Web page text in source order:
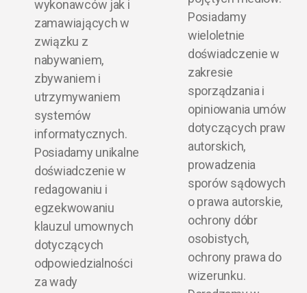
wykonawców jak i
zamawiających w
związku z
nabywaniem,
zbywaniem i
utrzymywaniem
systemów
informatycznych.
Posiadamy unikalne
doświadczenie w
redagowaniu i
egzekwowaniu
klauzul umownych
dotyczących
odpowiedzialności
za wady
Posiadamy
wieloletnie
doświadczenie w
zakresie
sporządzania i
opiniowania umów
dotyczących praw
autorskich,
prowadzenia
sporów sądowych
o prawa autorskie,
ochrony dóbr
osobistych,
ochrony prawa do
wizerunku.